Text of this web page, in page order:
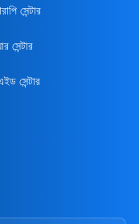
সেন্টার
সেন্টার
সেন্টার